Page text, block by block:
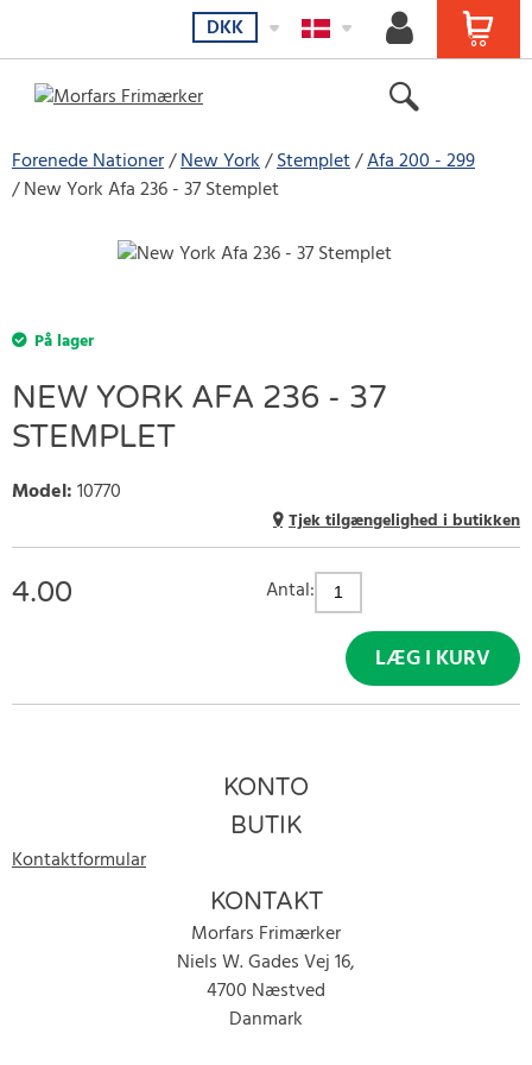
DKK
Forenede Nationer New York Stemplet Afa 200 - 299
New York Afa 236 - 37 Stemplet
På lager
NEW YORK AFA 236 - 37
STEMPLET
Model:10770
Tjek tilgængelighed i butikken
4.00 Antal:
LÆG I KURV
KONTO
BUTIK
Kontaktformular
KONTAKT
Morfars Frimærker
Niels W. Gades Vej 16,
4700 Næstved
Danmark